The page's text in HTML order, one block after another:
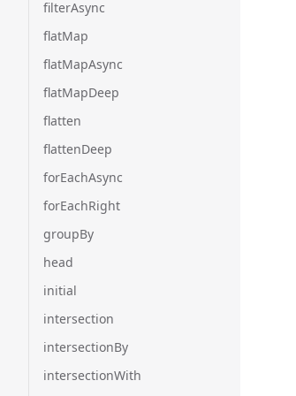
filterAsync
flatMap
flatMapAsync
flatMapDeep
flatten
flattenDeep
forEachAsync
forEachRight
groupBy
head
initial
intersection
intersectionBy
intersectionWith